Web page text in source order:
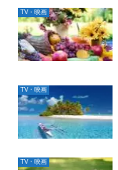
TV・映画
TV・映画
TV・映画